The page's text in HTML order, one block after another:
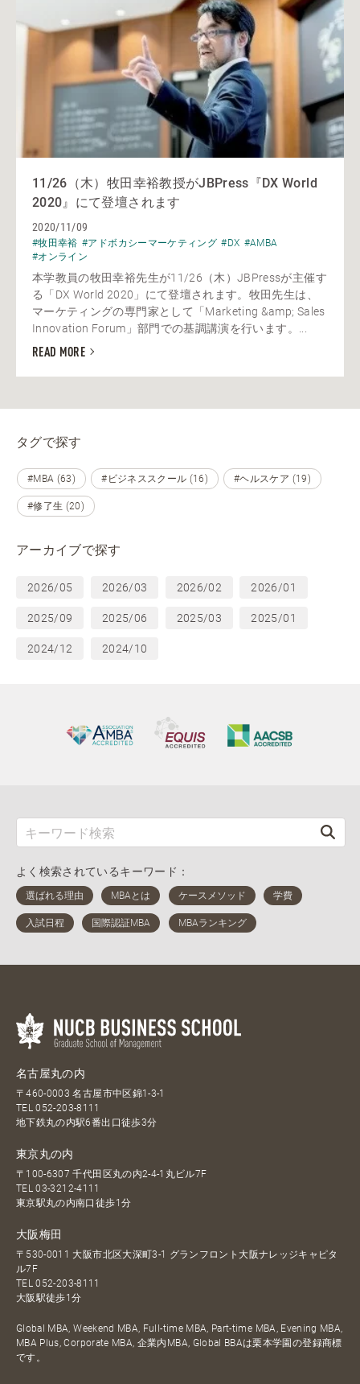
11/26（木）牧田幸裕教授がJBPress『DX World
2020』にて登壇されます
2020/11/09
#牧田幸裕 #アドボカシーマーケティング #DX #AMBA
#オンライン
本学教員の牧田幸裕先生が11/26（木）JBPressが主催す
る「DX World 2020」にて登壇されます。牧田先生は、
マーケティングの専門家として「Marketing &amp; Sales
Innovation Forum」部門での基調講演を行います。...
READ MORE
タグで探す
#MBA (63) #ビジネススクール (16) #ヘルスケア (19)
#修了生 (20)
アーカイブで探す
2026/05 2026/03 2026/02 2026/01
2025/09 2025/06 2025/03 2025/01
2024/12 2024/10
よく検索されているキーワード：
名古屋丸の内
〒460-0003 名古屋市中区錦1-3-1
TEL052-203-8111
地下鉄丸の内駅6番出口徒歩3分
東京丸の内
〒100-6307 千代田区丸の内2-4-1丸ビル7F
TEL03-3212-4111
東京駅丸の内南口徒歩1分
大阪梅田
〒530-0011 大阪市北区大深町3-1 グランフロント大阪ナレッジキャピタ
ル7F
TEL052-203-8111
大阪駅徒歩1分
Global MBA, Weekend MBA, Full-time MBA, Part-time MBA, Evening MBA,
MBA Plus, Corporate MBA, 企業内MBA, Global BBAは栗本学園の登録商標
です。